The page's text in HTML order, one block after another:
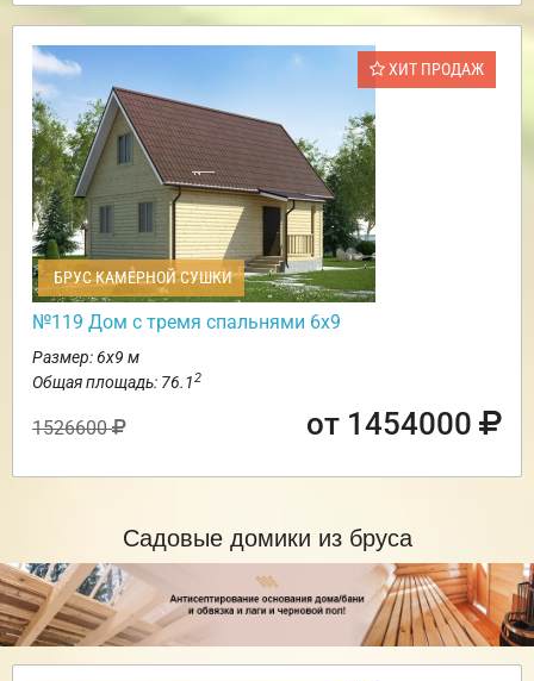
ХИТ ПРОДАЖ
БРУС КАМЕРНОЙ СУШКИ
№119 Дом с тремя спальнями 6х9
Размер: 6х9 м
Общая площадь: 76.12
1526600 от 1454000
Садовые домики из бруса